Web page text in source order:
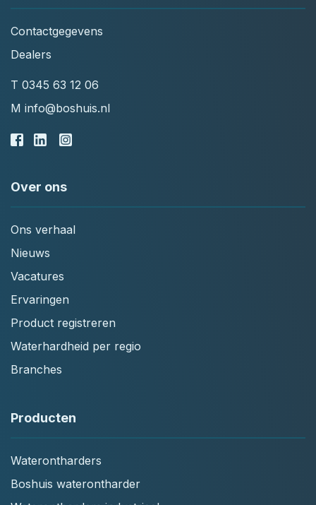
Contactgegevens
Dealers
T 0345 63 12 06
M info@boshuis.nl
Over ons
Ons verhaal
Nieuws
Vacatures
Ervaringen
Product registreren
Waterhardheid per regio
Branches
Producten
Waterontharders
Boshuis waterontharder